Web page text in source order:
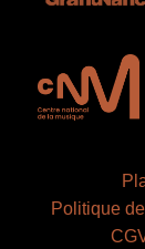
Politique